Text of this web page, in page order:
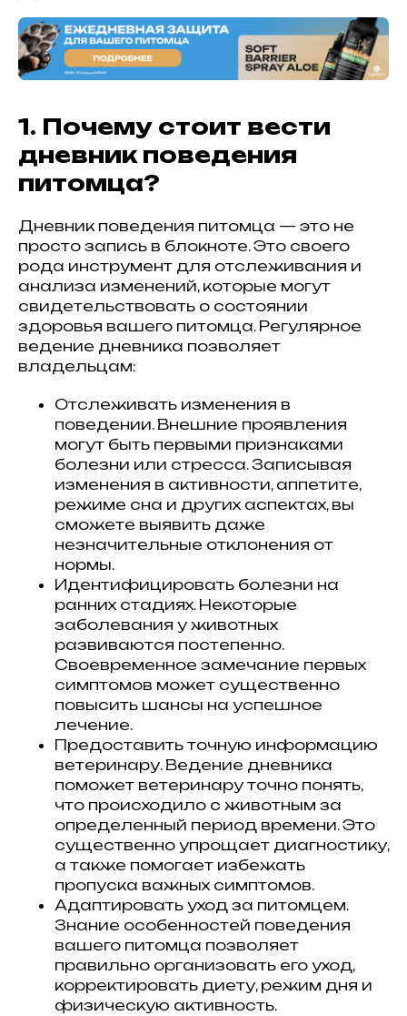
1. Почему стоит вести
дневник поведения
питомца?
Дневник поведения питомца — это не
просто запись в блокноте. Это своего
рода инструмент для отслеживания и
анализа изменений, которые могут
свидетельствовать о состоянии
здоровья вашего питомца. Регулярное
ведение дневника позволяет
владельцам:
Отслеживать изменения в
поведении. Внешние проявления
могут быть первыми признаками
болезни или стресса. Записывая
изменения в активности, аппетите,
режиме сна и других аспектах, вы
сможете выявить даже
незначительные отклонения от
нормы.
Идентифицировать болезни на
ранних стадиях. Некоторые
заболевания у животных
развиваются постепенно.
Своевременное замечание первых
симптомов может существенно
повысить шансы на успешное
лечение.
Предоставить точную информацию
ветеринару. Ведение дневника
поможет ветеринару точно понять,
что происходило с животным за
определенный период времени. Это
существенно упрощает диагностику,
а также помогает избежать
пропуска важных симптомов.
Адаптировать уход за питомцем.
Знание особенностей поведения
вашего питомца позволяет
правильно организовать его уход,
корректировать диету, режим дня и
физическую активность.